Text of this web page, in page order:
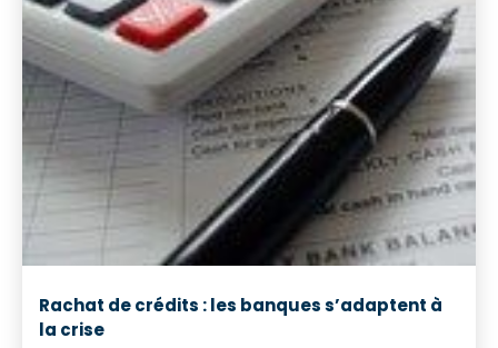
Rachat de crédits : les banques s’adaptent à
la crise